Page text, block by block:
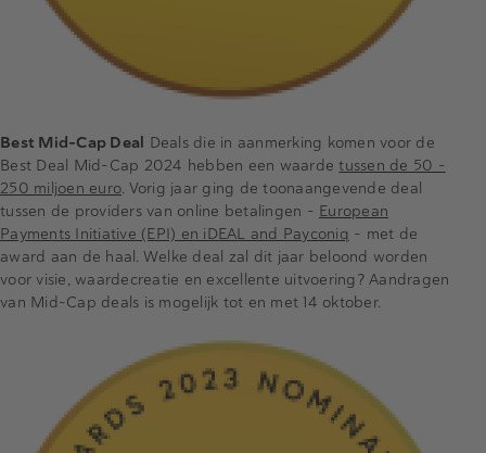
Best Mid-Cap Deal Deals die in aanmerking komen voor de
Best Deal Mid-Cap 2024 hebben een waardetussen de 50 –
250 miljoen euro. Vorig jaar ging de toonaangevende deal
tussen de providers van online betalingen – European
Payments Initiative (EPI) en iDEAL and Payconiq – met de
award aan de haal. Welke deal zal dit jaar beloond worden
voor visie, waardecreatie en excellente uitvoering? Aandragen
van Mid-Cap deals is mogelijk tot en met 14 oktober.